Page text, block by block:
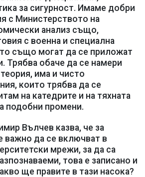
за сигурност. Имаме добри
с Министерството на
анализ също,
с военна и специална
също могат да се приложат
Трябва обаче да се намери
има и чисто
които трябва да се
на катедрите и на тяхната
подобни промени.
Вълчев казва, че за
важно да се включват в
мрежи, за да са
това е записано и
ще правите в тази насока?